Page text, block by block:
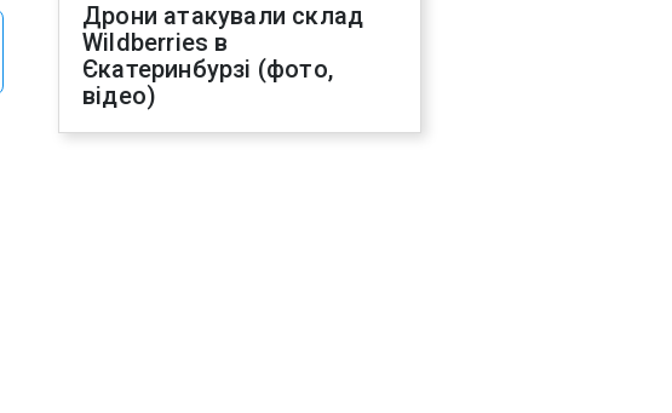
Дрони атакували склад
Wildberries в
Єкатеринбурзі (фото,
відео)